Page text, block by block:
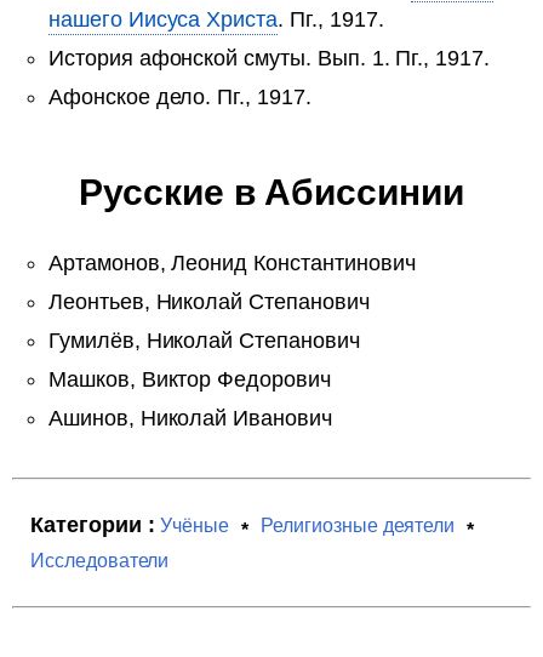
нашего Иисуса Христа. Пг., 1917.
История афонской смуты. Вып. 1. Пг., 1917.
Афонское дело. Пг., 1917.
Русские в Абиссинии
Артамонов, Леонид Константинович
Леонтьев, Николай Степанович
Гумилёв, Николай Степанович
Машков, Виктор Федорович
Ашинов, Николай Иванович
Категории : Учёные
Религиозные деятели
Исследователи